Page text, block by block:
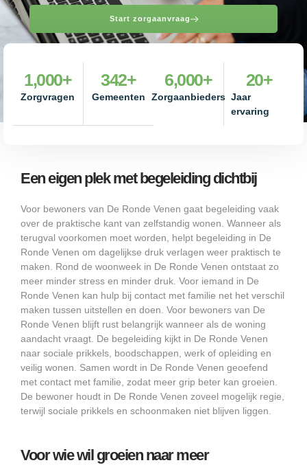
Start zorgaanvraag
Zorgvragen
1,000+
Gemeenten
342+
Zorgaanbieders
6,000+
Jaar
ervaring
20+
Een eigen plek met begeleiding dichtbij
Voor bewoners van De Ronde Venen gaat begeleiding vaak
over de praktische kant van zelfstandig wonen. Wanneer als
terugval voorkomen moet worden, helpt begeleiding in De
Ronde Venen om dagelijkse druk verlagen weer praktisch te
maken. Rond de woonweek in De Ronde Venen ontstaat zo
meer minder stress en minder druk. Voor iemand in De
Ronde Venen kan hulp bij contact met familie net het verschil
maken tussen uitstellen en doen. Voor bewoners van De
Ronde Venen blijft rust belangrijk wanneer als de woning
aandacht vraagt. De begeleiding kijkt in De Ronde Venen
naar sociale prikkels, boodschappen, werk of opleiding en
veilig wonen. Samen wordt in De Ronde Venen geoefend
met contact met familie, zodat meer grip beter kan groeien.
De bewoner houdt in De Ronde Venen zoveel mogelijk regie,
terwijl sociale prikkels en schoonmaken niet blijven liggen.
Voor wie wil groeien naar meer